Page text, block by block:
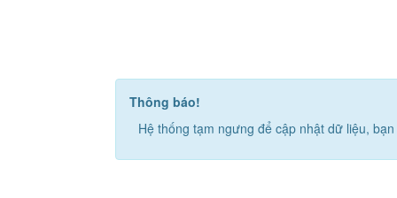
Thông báo!
Hệ thống tạm ngưng để cập nhật dữ liệu,